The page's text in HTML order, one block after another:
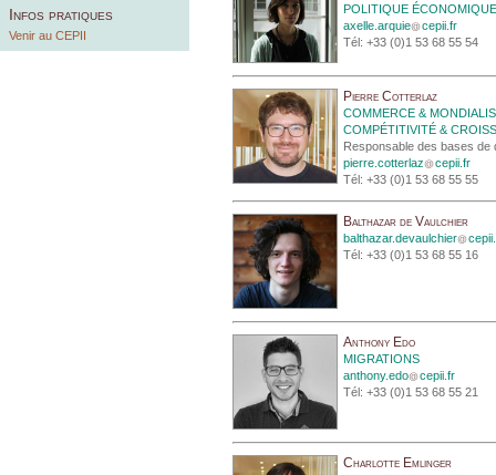
Infos pratiques
Venir au CEPII
POLITIQUE ÉCONOMIQUE
axelle.arquie
cepii.fr
Tél: +33 (0)1 53 68 55 54
Pierre Cotterlaz
COMMERCE &
COMPÉTITIVITÉ &
Responsable des bases de
pierre.cotterlaz
cepii.fr
Tél: +33 (0)1 53 68 55 55
Balthazar de Vaulchier
balthazar.devaulchier
Tél: +33 (0)1 53 68 55 16
Anthony Edo
MIGRATIONS
anthony.edo
cepii.fr
Tél: +33 (0)1 53 68 55 21
Charlotte Emlinger